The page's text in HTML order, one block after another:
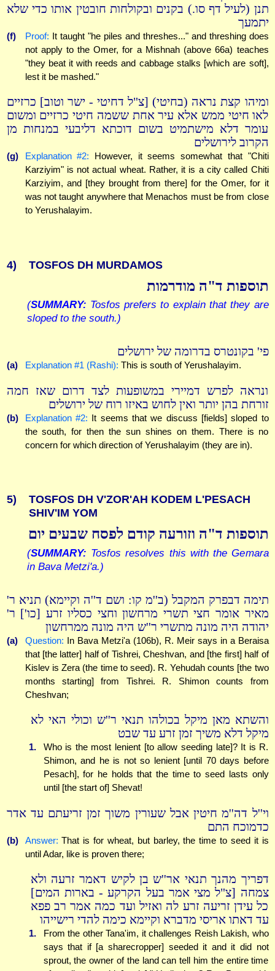
תנן (לעיל דף סו.) בקנים ובקולחות חובטין אותו כדי שלא
יתמעך
(f) Proof: It taught "he piles and threshes..." and threshing does
not apply to the Omer, for a Mishnah (above 66a) teaches
"they beat it with reeds and cabbage stalks [which are soft],
lest it be mashed."
ומיהו קצת נראה (בחיטי) [צ"ל דחיטי - ישר וטוב] כרזיים
לאו חיטי ממש אלא עיר אחת ששמה חיטי כרזיים ומשום
עומר דלא מישתמיט בשום דוכתא דליבעי במנחות מן
הקרוב לירושלים
(g) Explanation #2: However, it seems somewhat that "Chiti
Karziyim" is not actual wheat. Rather, it is a city called Chiti
Karziyim, and [they brought from there] for the Omer, for it
was not taught anywhere that Menachos must be from close
to Yerushalayim.
4) TOSFOS DH MURDAMOS
תוספות ד"ה מודרמות
(SUMMARY: Tosfos prefers to explain that they are
sloped to the south.)
פי' בקונטרס בדרומה של ירושלים
(a) Explanation #1 (Rashi): This is south of Yerushalayim.
ונראה לפרש דמיירי במשופעות לצד דרום שאז חמה
זורחת בהן יותר ואין לחוש באיזו רוח של ירושלים
(b) Explanation #2: It seems that we discuss [fields] sloped to
the south, for then the sun shines on them. There is no
concern for which direction of Yerushalayim (they are in).
5)
TOSFOS DH V'ZOR'AH KODEM L'PESACH
SHIV'IM YOM
תוספות ד"ה וזורעה קודם לפסח שבעים יום
(SUMMARY: Tosfos resolves this with the Gemara
in Bava Metzi'a.)
תימה דבפרק המקבל (ב''מ קו: ושם ד''ה וקיימא) תניא ר'
מאיר אומר חצי תשרי מרחשון וחצי כסליו זרע [כו'] ר'
יהודה היה מונה מתשרי ר''ש היה מונה ממרחשון
(a) Question: In Bava Metzi'a (106b), R. Meir says in a Beraisa
that [the latter] half of Tishrei, Cheshvan, and [the first] half of
Kislev is Zera (the time to seed). R. Yehudah counts [the two
months starting] from Tishrei. R. Shimon counts from
Cheshvan;
והשתא מאן מיקל בכולהו תנאי ר''ש וכולי האי לא
מיקל דלא משיך זמן זרע עד שבט
1.
Who is the most lenient [to allow seeding late]? It is R.
Shimon, and he is not so lenient [until 70 days before
Pesach], for he holds that the time to seed lasts only
until [the start of] Shevat!
וי''ל דה''מ חיטין אבל שעורין משוך זמן זריעתם עד אדר
כדמוכח התם
(b) Answer: That is for wheat, but barley, the time to seed it is
until Adar, like is proven there;
דפריך מהנך תנאי אר''ש בן לקיש דאמר זרעה ולא
צמחה [צ"ל מצי אמר בעל הקרקע - בארות המים]
כל עידן זריעה זרע לה ואזיל ועד כמה אמר רב פפא
עד דאתו אריסי מדברא וקיימא כימה להדי רישייהו
1.
From the other Tana'im, it challenges Reish Lakish, who
says that if [a sharecropper] seeded it and it did not
sprout, the owner of the land can tell him the entire time